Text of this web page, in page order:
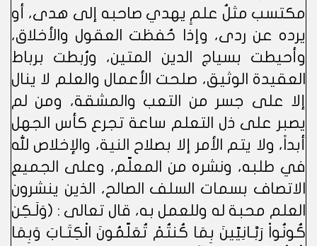
مكتسب مثلُ علمٍ يهدي صاحبه إلى هدى، أو
يرده عن ردى، وإذا حُفظت العقول والأخلاق،
وأحيطت بسياج الدين المتين، ورُبطت برباط
العقيدة الوثيق، صلحت الأعمال والعلم لا ينال
إلا على جسر من التعب والمشقة، ومن لم
يصبر على ذل التعلم ساعة تجرع كأس الجهل
أبداً، ولا يتم الأمر إلا بصلاح النية، والإخلاص لله
في طلبه، ونشره من المعلّم، وعلى الجميع
الاتصاف بسمات السلف الصالح، الذين ينشرون
العلم محبة له وللعمل به، قال تعالى : (وَلَـكِن
كُونُواْ رَبَّـانِيّينَ بِمَا كُنتُمْ تُعَلّمُونَ الْكِتَـابَ وَبِمَا